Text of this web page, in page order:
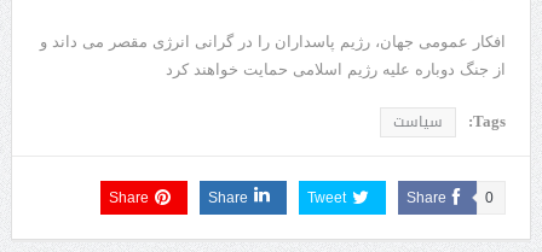
افکار عمومی جهان، رژیم پاسداران را در گرانی انرژی مقصر می داند و
از جنگ دوباره علیه رژیم اسلامی حمایت خواهند کرد
Tags: سیاست
Share 0
Tweet
Share
Share